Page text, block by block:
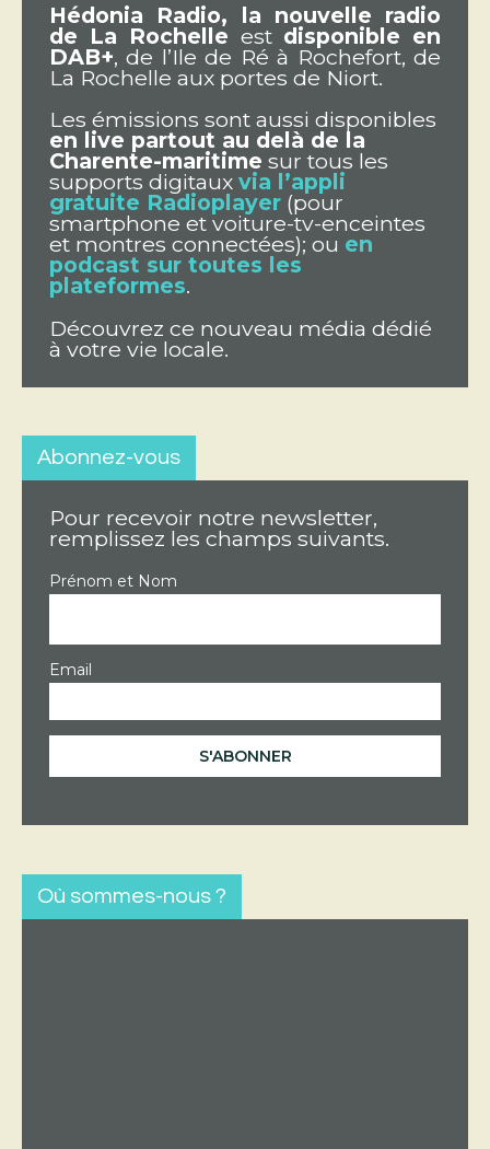
Hédonia Radio, la nouvelle radio
de La Rochelle est disponible en
DAB+, de l’Ile de Ré à Rochefort, de
La Rochelle aux portes de Niort.
Les émissions sont aussi disponibles
en live partout au delà de la
Charente-maritime sur tous les
supports digitaux via l’appli
gratuite Radioplayer (pour
smartphone et voiture-tv-enceintes
et montres connectées); ou en
podcast sur toutes les
plateformes.
Découvrez ce nouveau média dédié
à votre vie locale.
Abonnez-vous
Pour recevoir notre newsletter,
remplissez les champs suivants.
Prénom et Nom
Email
Où sommes-nous ?